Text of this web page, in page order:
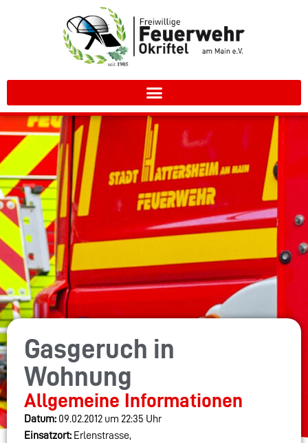
Gasgeruch in
Wohnung
Allgemeine Informationen
Datum: 09.02.2012 um 22:35 Uhr
Einsatzort: Erlenstrasse,